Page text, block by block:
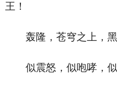
王！
轰隆，苍穹之上，黑
似震怒，似咆哮，